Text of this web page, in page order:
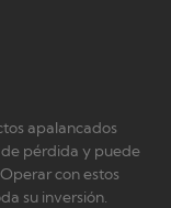
apalancados
de pérdida y puede
con estos
su inversión.